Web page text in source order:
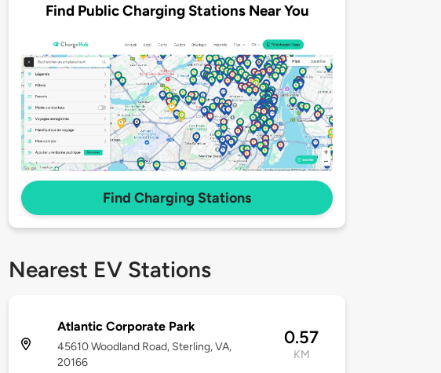
Find Public Charging Stations Near You
Find Charging Stations
Nearest EV Stations
Atlantic Corporate Park
45610 Woodland Road, Sterling, VA,
20166
0.57
KM